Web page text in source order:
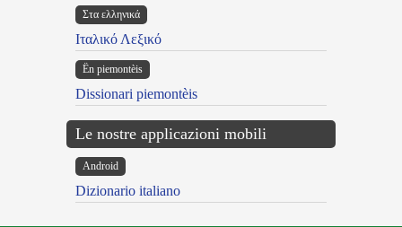
Στα ελληνικά
Ιταλικό Λεξικό
Ën piemontèis
Dissionari piemontèis
Le nostre applicazioni mobili
Android
Dizionario italiano